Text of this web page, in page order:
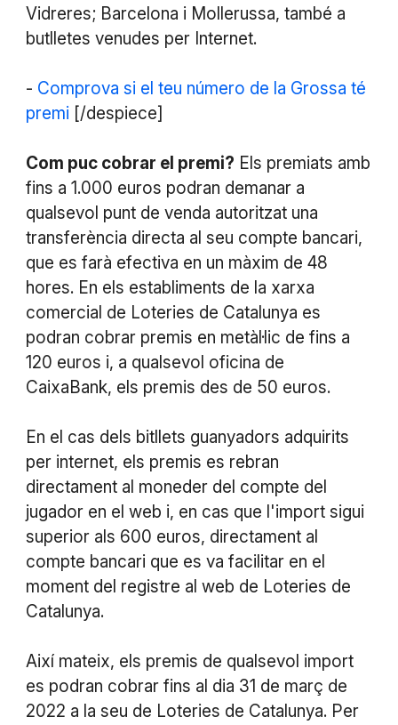
Vidreres; Barcelona i Mollerussa, també a
butlletes venudes per Internet.
- Comprova si el teu número de la Grossa té
premi [/despiece]
Com puc cobrar el premi? Els premiats amb
fins a 1.000 euros podran demanar a
qualsevol punt de venda autoritzat una
transferència directa al seu compte bancari,
que es farà efectiva en un màxim de 48
hores. En els establiments de la xarxa
comercial de Loteries de Catalunya es
podran cobrar premis en metàl·lic de fins a
120 euros i, a qualsevol oficina de
CaixaBank, els premis des de 50 euros.
En el cas dels bitllets guanyadors adquirits
per internet, els premis es rebran
directament al moneder del compte del
jugador en el web i, en cas que l'import sigui
superior als 600 euros, directament al
compte bancari que es va facilitar en el
moment del registre al web de Loteries de
Catalunya.
Així mateix, els premis de qualsevol import
es podran cobrar fins al dia 31 de març de
2022 a la seu de Loteries de Catalunya. Per